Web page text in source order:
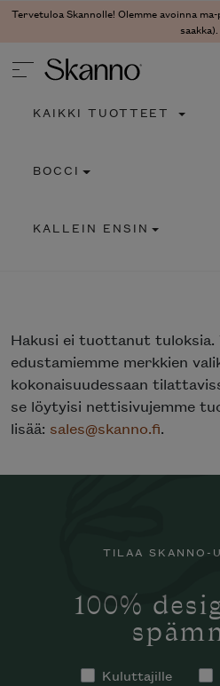
Tervetuloa Skannolle! Olemme avoinna
saakka).
Type 2 or more characters for
KAIKKI TUOTTEET
BOCCI
KALLEIN ENSIN
Hakusi ei tuottanut tuloksia.
edustamiemme merkkien
kokonaisuudessaan
se löytyisi nettisivujemme
lisää: sales@skanno.fi.
TILAA SKANNO-
100%
Kuluttajille